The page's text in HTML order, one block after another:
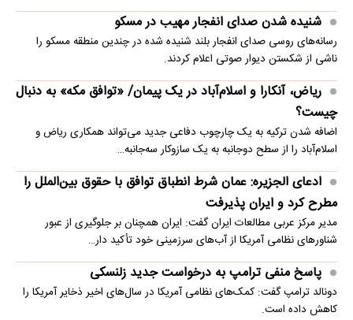
شنیده شدن صدای انفجار مهیب در مسکو
رسانه‌های روسی صدای انفجار بلند شنیده شده در چندین منطقه مسکو را
ناشی از شکستن دیوار صوتی اعلام کردند.
ریاض، آنکارا و اسلام‌آباد در یک پیمان/ «توافق مکه» به دنبال
چیست؟
اضافه شدن ترکیه به یک چارچوب دفاعی جدید می‌تواند همکاری ریاض و
اسلام‌آباد را از سطح دوجانبه به یک سازوکار سه‌جانبه…
ادعای الجزیره: عمان شرط انطباق توافق با حقوق بین‌الملل را
مطرح کرد و ایران پذیرفت
مدیر مرکز عربی مطالعات ایران گفت: ایران همچنان بر جلوگیری از عبور
شناورهای نظامی آمریکا از آب‌های سرزمینی خود تأکید دار…
پاسخ منفی ترامپ به درخواست جدید زلنسکی
دونالد ترامپ گفت: کمک‌های نظامی آمریکا در سال‌های اخیر ذخایر آمریکا را
کاهش داده است.